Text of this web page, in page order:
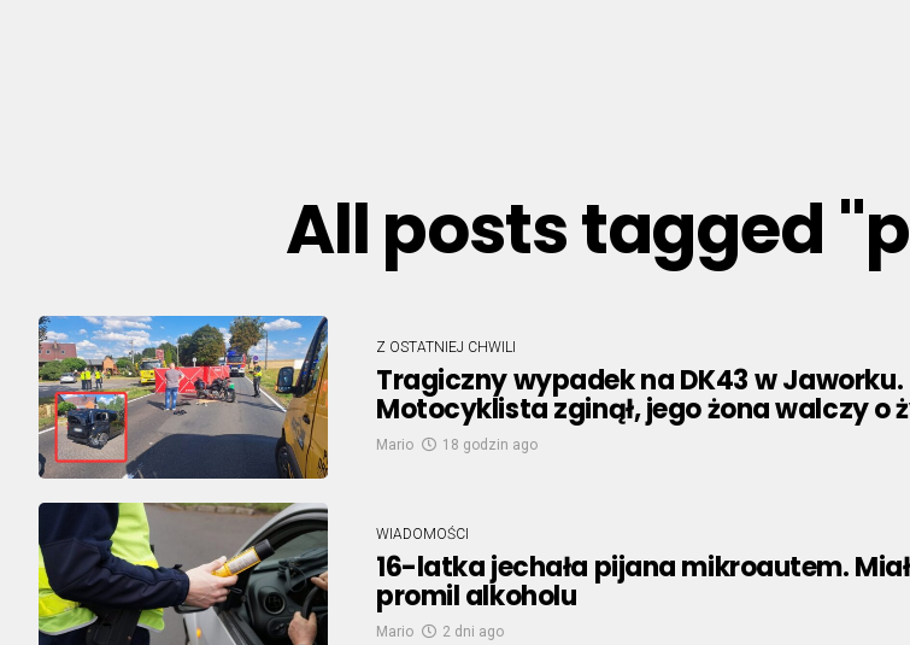
All posts tagged
Z OSTATNIEJ CHWILI
Tragiczny wypadek na DK43 w Jaworku.
Motocyklista zginął, jego żona walczy o
Mario 18 godzin ago
WIADOMOŚCI
16-latka jechała pijana mikroautem.
promil alkoholu
Mario 2 dni ago